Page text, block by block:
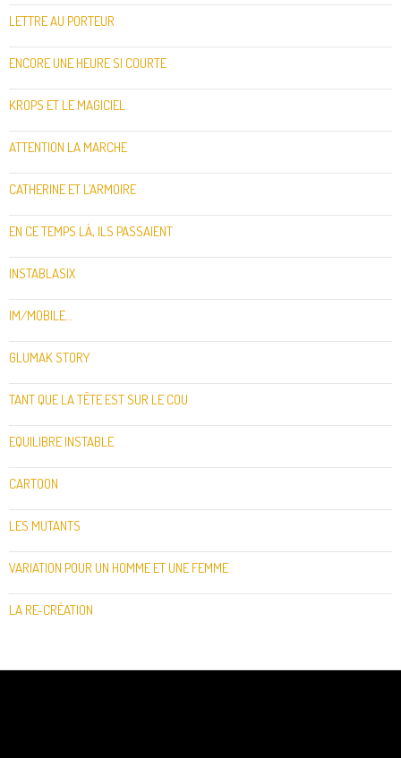
LETTRE AU PORTEUR
ENCORE UNE HEURE SI COURTE
KROPS ET LE MAGICIEL
ATTENTION LA MARCHE
CATHERINE ET L’ARMOIRE
EN CE TEMPS LÀ, ILS PASSAIENT
INSTABLASIX
IM/MOBILE…
GLUMAK STORY
TANT QUE LA TÊTE EST SUR LE COU
EQUILIBRE INSTABLE
CARTOON
LES MUTANTS
VARIATION POUR UN HOMME ET UNE FEMME
LA RE-CRÉATION